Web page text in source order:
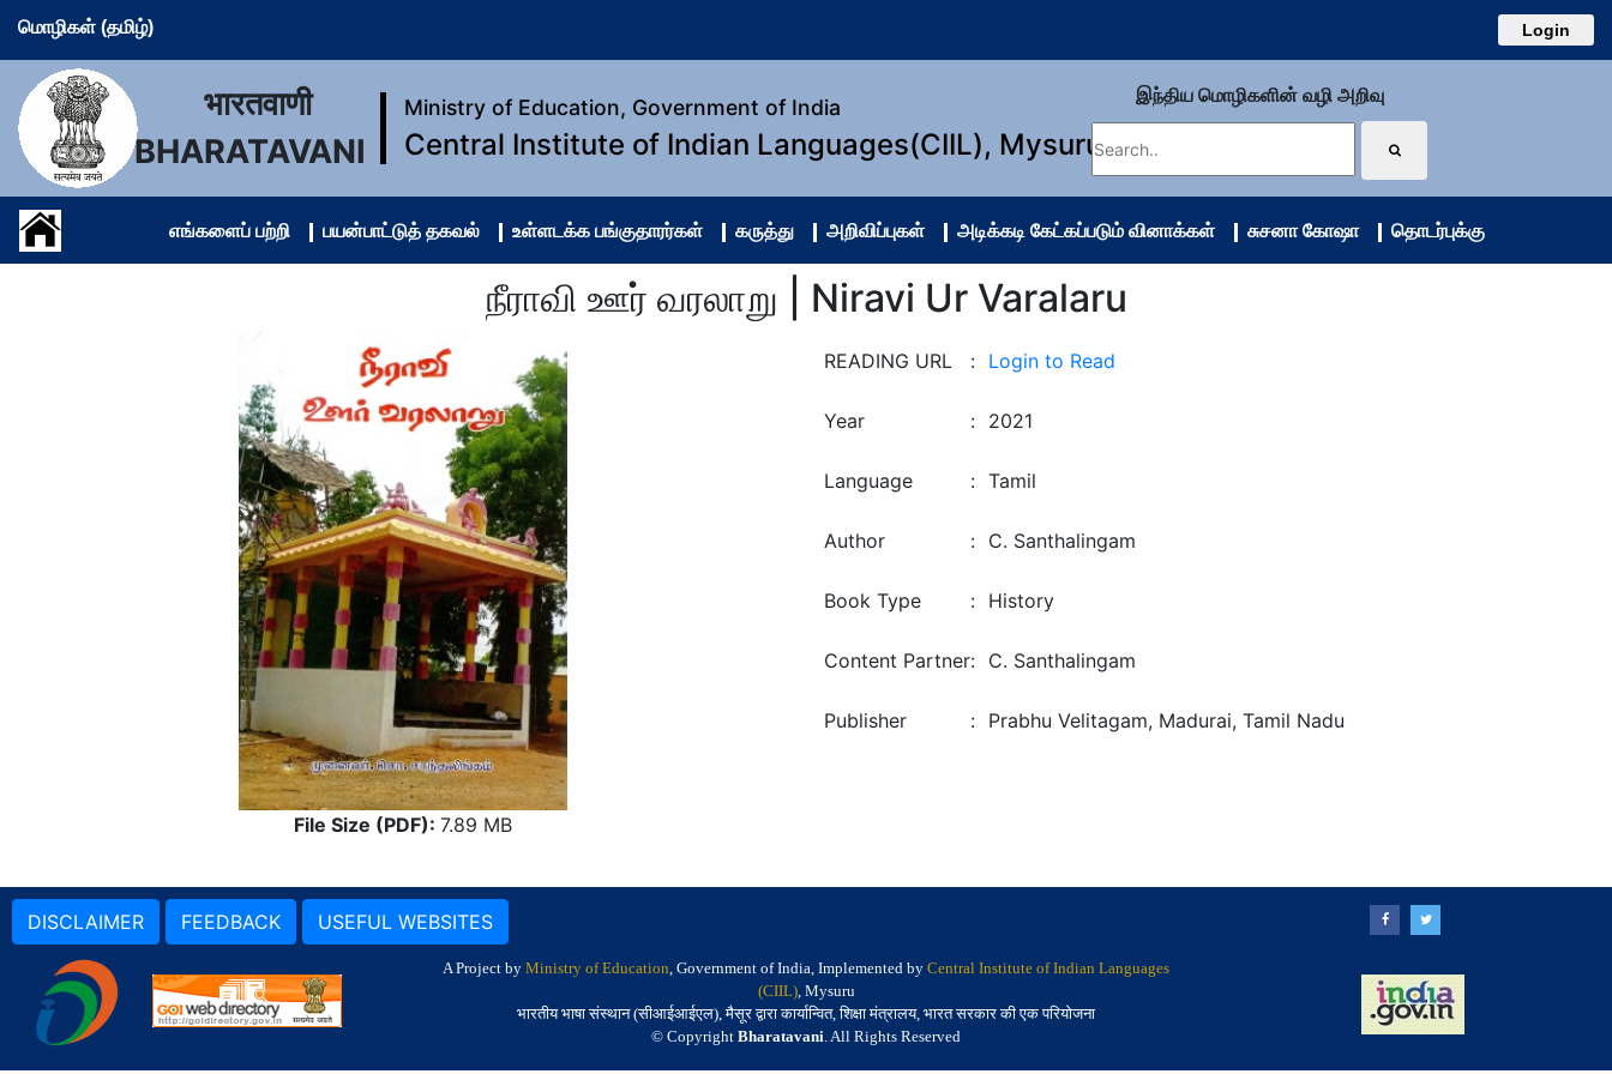
மொழிகள் (தமிழ்) Login
भारतवाणी
BHARATAVANI
Ministry of Education, Government of India
Central Institute of Indian Languages(CIIL), Mysuru
இந்திய மொழிகளின் வழி அறிவு
எங்களைப் பற்றி பயன்பாட்டுத் தகவல் உள்ளடக்க பங்குதாரர்கள் கருத்து அறிவிப்புகள் அடிக்கடி கேட்கப்படும் வினாக்கள் சுசனா கோஷா தொடர்புக்கு
நீராவி ஊர் வரலாறு | Niravi Ur Varalaru
File Size (PDF): 7.89 MB
READING URL : Login to Read
Year : 2021
Language : Tamil
Author : C. Santhalingam
Book Type : History
Content Partner: C. Santhalingam
Publisher : Prabhu Velitagam, Madurai, Tamil Nadu
DISCLAIMER FEEDBACK USEFUL WEBSITES
A Project by Ministry of Education, Government of India, Implemented by Central Institute of Indian Languages
(CIIL), Mysuru
भारतीय भाषा संस्थान (सीआईआईएल), मैसूर द्वारा कार्यान्वित, शिक्षा मंत्रालय, भारत सरकार की एक परियोजना
© Copyright Bharatavani. All Rights Reserved